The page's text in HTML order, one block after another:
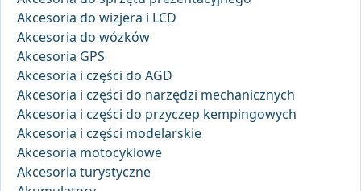
Akcesoria do wizjera i LCD
Akcesoria do wózków
Akcesoria GPS
Akcesoria i części do AGD
Akcesoria i części do narzędzi mechanicznych
Akcesoria i części do przyczep kempingowych
Akcesoria i części modelarskie
Akcesoria motocyklowe
Akcesoria turystyczne